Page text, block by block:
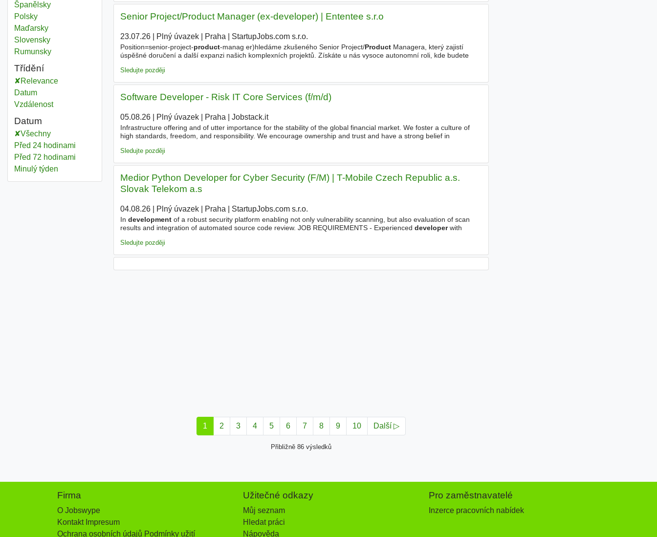
Španělsky
Polsky
Maďarsky
Slovensky
Rumunsky
Třídění
Relevance
Datum
Vzdálenost
Datum
Všechny
Před 24 hodinami
Před 72 hodinami
Minulý týden
Senior Project/Product Manager (ex-developer) | Ententee s.r.o
23.07.26| Plný úvazek| Praha| StartupJobs.com s.r.o.
Position=senior-project-product-manag er)hledáme zkušeného Senior Project/ProductManagera, který zajistí
úspěšné doručení a další expanzi našich komplexních projektů. Získáte u nás vysoce autonomní roli, kde budete
Sledujte později
Software Developer - Risk IT Core Services (f/m/d)
05.08.26| Plný úvazek| Praha| Jobstack.it
Infrastructure offering and of utter importance for the stability of the global financial market. We foster a culture of
high standards, freedom, and responsibility. We encourage ownership and trust and have a strong belief in
Sledujte později
Medior Python Developer for Cyber Security (F/M) | T-Mobile Czech Republic a.s.
Slovak Telekom a.s
04.08.26| Plný úvazek| Praha StartupJobs.com s.r.o.
In developmentof a robust security platform enabling not only vulnerability scanning, but also evaluation of scan
results and integration of automated source code review. JOB REQUIREMENTS - Experienced developerwith
Sledujte později
1 2 3 4 5 6 7 8 9 10 Další ▷
Přibližně 86 výsledků
Firma
O Jobswype
Kontakt Impresum
Ochrana osobních údajů Podmínky užití
Užitečné odkazy
Můj seznam
Hledat práci
Nápověda
Pro zaměstnavatelé
Inzerce pracovních nabídek